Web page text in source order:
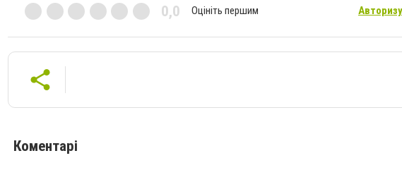
0,0 Оцініть першим
Коментарі